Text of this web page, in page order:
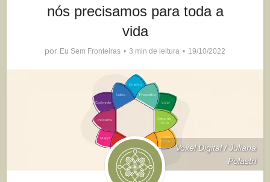
nós precisamos para toda a
vida
por Eu Sem Fronteiras 3 min de leitura 19/10/2022
Voxel Digital / Juliana
Polastri